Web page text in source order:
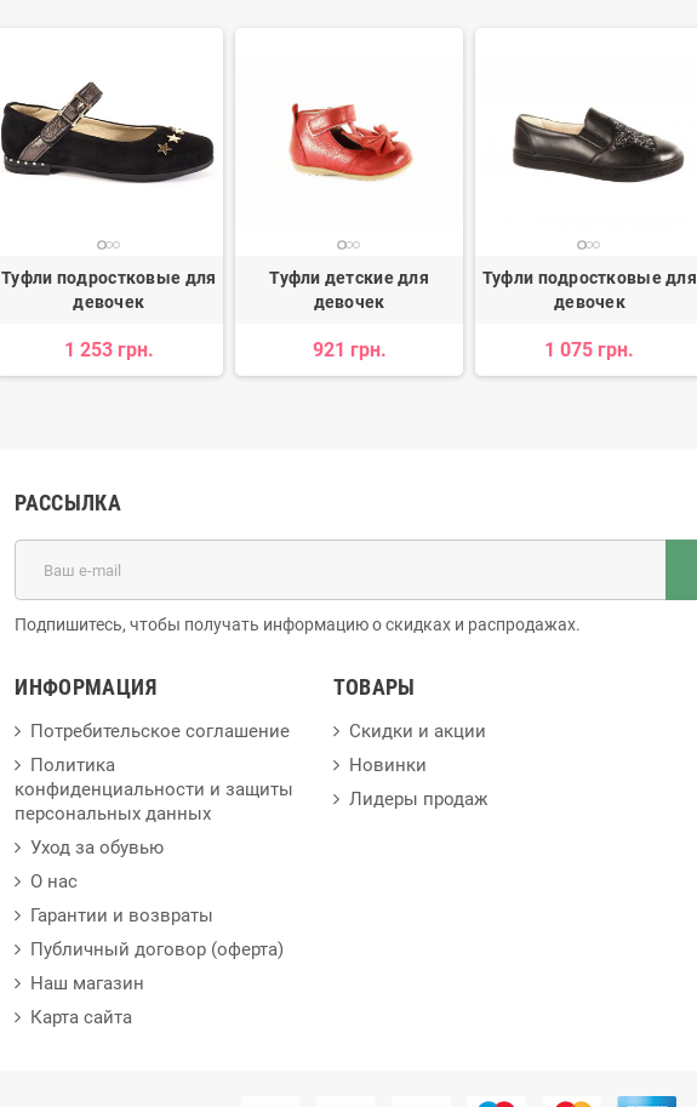
Туфли подростковые для
девочек
1 253 грн.
Туфли детские для
девочек
921 грн.
Туфли подростковые для
девочек
1 075 грн.
РАССЫЛКА
Подпишитесь, чтобы получать информацию о скидках и распродажах.
ИНФОРМАЦИЯ
Потребительское соглашение
Политика
конфиденциальности и защиты
персональных данных
Уход за обувью
О нас
Гарантии и возвраты
Публичный договор (оферта)
Наш магазин
Карта сайта
ТОВАРЫ
Скидки и акции
Новинки
Лидеры продаж